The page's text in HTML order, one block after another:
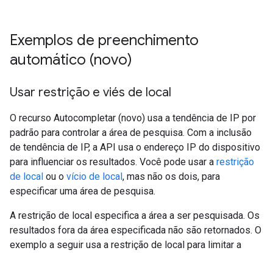
Exemplos de preenchimento
automático (novo)
Usar restrição e viés de local
O recurso Autocompletar (novo) usa a tendência de IP por
padrão para controlar a área de pesquisa. Com a inclusão
de tendência de IP, a API usa o endereço IP do dispositivo
para influenciar os resultados. Você pode usar a restrição
de local ou o vício de local, mas não os dois, para
especificar uma área de pesquisa.
A restrição de local especifica a área a ser pesquisada. Os
resultados fora da área especificada não são retornados. O
exemplo a seguir usa a restrição de local para limitar a